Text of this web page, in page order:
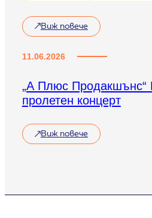
Виж повече
11.06.2026
„А Плюс
пролетен концерт
Виж повече